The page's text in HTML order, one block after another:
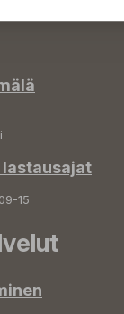
15